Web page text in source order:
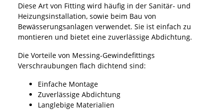
Diese Art von Fitting wird häufig in der Sanitär- und
Heizungsinstallation, sowie beim Bau von
Bewässerungsanlagen verwendet. Sie ist einfach zu
montieren und bietet eine zuverlässige Abdichtung.
Die Vorteile von Messing-Gewindefittings
Verschraubungen flach dichtend sind:
Einfache Montage
Zuverlässige Abdichtung
Langlebige Materialien